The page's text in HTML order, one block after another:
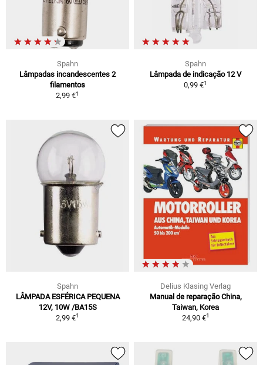
Spahn
Lâmpadas incandescentes 2
filamentos
2,99 €1
Spahn
Lâmpada de indicação 12 V
0,99 €1
Spahn
LÂMPADA ESFÉRICA PEQUENA
12V, 10W /BA15S
2,99 €1
Delius Klasing Verlag
Manual de reparação China,
Taiwan, Korea
24,90 €1